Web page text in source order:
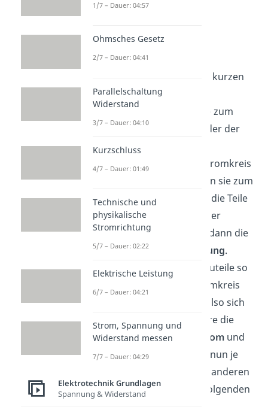
Reihenschaltung
Parallelschaltung
einfach erklärt
Zuerst geben wir dir einen kurzen
Überblicküber die zwei
Schaltungen.
, wie zum
Beispiel der Widerstand oder der
Kondensator, lassen sich
unterschiedlich in einen Stromkreis
einbauen. Einmal kann man sie zum
Beispiel so einbauen, dass die Teile
inReihe, also hintereinander
geschaltet sind. Das wäre dann die
sogenannteReihenschaltung.
Ebenfalls kannst du die Bauteile so
einbauen, dass sie im Stromkreis
sind, also sich
gegenüber liegen. Das wäre die
Parallelschaltung. Der Stromund
dieSpannung
verhält sich nun je
der anderen
Teile unterschiedlich. Im Folgenden
1/7 – Dauer: 04:57
Ohmsches Gesetz
2/7 – Dauer: 04:41
Parallelschaltung
Widerstand
3/7 – Dauer: 04:10
Kurzschluss
4/7 – Dauer: 01:49
Technische und
physikalische
Stromrichtung
5/7 – Dauer: 02:22
Elektrische Leistung
6/7 – Dauer: 04:21
Strom, Spannung und
Widerstand messen
7/7 – Dauer: 04:29
Elektrotechnik Grundlagen
Spannung & Widerstand